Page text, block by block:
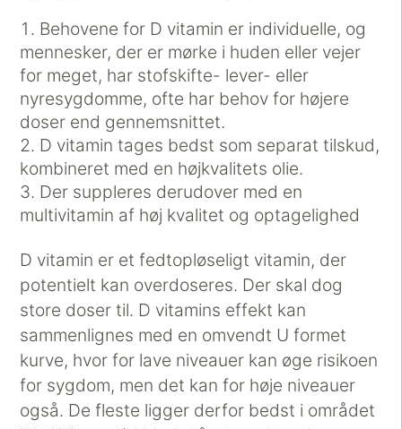
Behovene for D vitamin er individuelle, og
mennesker, der er mørke i huden eller vejer
for meget, har stofskifte- lever- eller
nyresygdomme, ofte har behov for højere
doser end gennemsnittet.
D vitamin tages bedst som separat tilskud,
kombineret med en højkvalitets olie.
Der suppleres derudover med en
multivitamin af høj kvalitet og optagelighed
D vitamin er et fedtopløseligt vitamin, der
potentielt kan overdoseres. Der skal dog
store doser til. D vitamins effekt kan
sammenlignes med en omvendt U formet
kurve, hvor for lave niveauer kan øge risikoen
for sygdom, men det kan for høje niveauer
også. De fleste ligger derfor bedst i området